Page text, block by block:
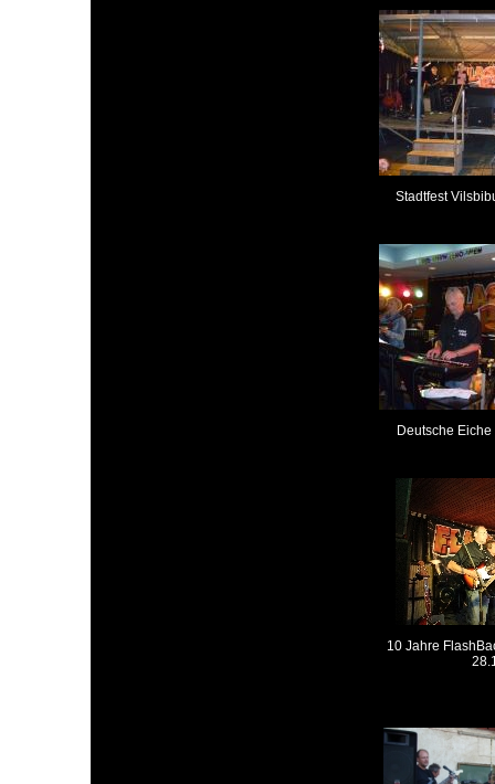
Stadtfest
Deutsche
10 Jahre